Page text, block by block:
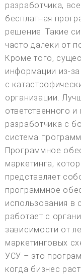
разработчика,
бесплатная
решение. Такие
часто далеки от
Кроме того,
информации из-
с
организации.
ответственного
разработчика с
система
Программное
маркетинга,
представляет
программное
использования в
работает с
зависимости от
маркетинговых
УСУ – это
когда бизнес